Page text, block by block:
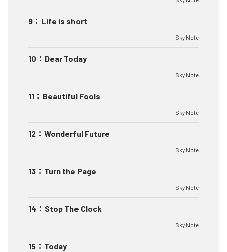
9 ： Life is short
Sky Note
10 ： Dear Today
Sky Note
11 ： Beautiful Fools
Sky Note
12 ： Wonderful Future
Sky Note
13 ： Turn the Page
Sky Note
14 ： Stop The Clock
Sky Note
15 ： Today